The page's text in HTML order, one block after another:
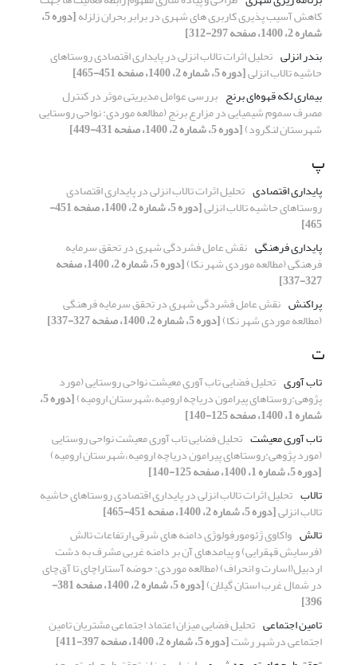
کاهش آسیب پذیری کاربری های شهری در برابر بحران زلزله [دوره 5،
شماره 2، 1400، صفحه 297-312]
بندر انزلی تحلیل اثرات تالاب انزلی در پایداری اقتصادی روستاهای
حاشیه تالاب انزلی[دوره 5، شماره 2، 1400، صفحه 451-465]
بیماری لکه قهوه‌‌ای برنج بررسی عوامل مدیریتی موثر در کنترل
مصرف سموم شیمیایی در مزارع برنج (مطالعه موردی: نواحی روستایی
شهرستان لنگرود)[دوره 5، شماره 2، 1400، صفحه 431-449]
پ
پایداری اقتصادی تحلیل اثرات تالاب انزلی در پایداری اقتصادی
روستاهای حاشیه تالاب انزلی [دوره 5، شماره 2، 1400، صفحه 451-
465]
پایداری فرهنگی نقش عامل فشردگی شهری در تحقق سرمایه
فرهنگی (مطالعه موردی شهر نکا) [دوره 5، شماره 2، 1400، صفحه
327-337]
پراکنش نقش عامل فشردگی شهری در تحقق سرمایه فرهنگی
(مطالعه موردی شهر نکا)[دوره 5، شماره 2، 1400، صفحه 327-337]
ت
تاب آوری تحلیل فضایی تاب آوری معیشت نواحی روستایی (مورد
پژوهی:روستاهای پیرامون دریاچه ارومیه،شهرستان ارومیه) [دوره 5،
شماره 1، 1400، صفحه 125-140]
تاب آوری معیشت تحلیل فضایی تاب آوری معیشت نواحی روستایی
(مورد پژوهی:روستاهای پیرامون دریاچه ارومیه،شهرستان ارومیه)
[دوره 5، شماره 1، 1400، صفحه 125-140]
تالاب تحلیل اثرات تالاب انزلی در پایداری اقتصادی روستاهای حاشیه
تالاب انزلی[دوره 5، شماره 2، 1400، صفحه 451-465]
تالش واکاوی ژئومورفولوژی دامنه های شرقی ارتفاعات تالش
(فرسایش قهقرایی) و پیامدهای آن بر دامنه غربی مشرف به دشت
اردبیل(اسارت و انحراف) (مطالعه موردی: حوضه آستاراچای تا آق‌چای
در شمال غرب استان گیلان) [دوره 5، شماره 2، 1400، صفحه 381-
396]
تامین اجتماعی تحلیل فضایی میزان اعتماد اجتماعی مشتریان تامین
اجتماعی درشهر رشت[دوره 5، شماره 2، 1400، صفحه 397-411]